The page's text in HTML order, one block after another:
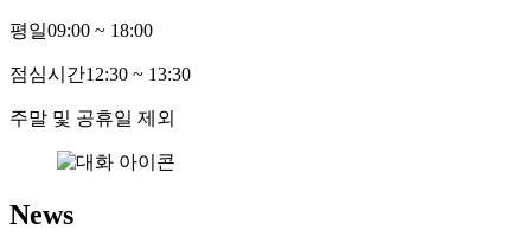
평일09:00 ~ 18:00
점심시간12:30 ~ 13:30
주말 및 공휴일 제외
News